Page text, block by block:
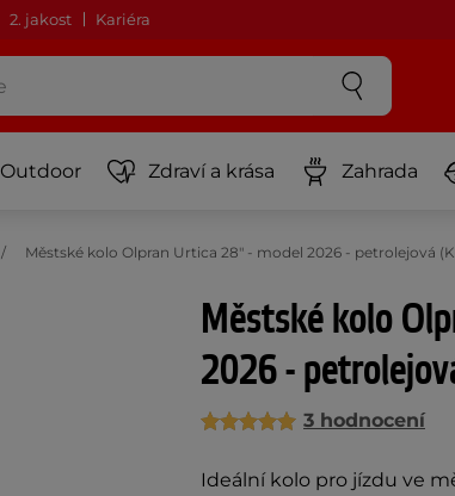
2. jakost Kariéra
Outdoor Zdraví a krása Zahrada
Městské kolo Olpran Urtica 28" - model 2026 - petrolejová
Městské kolo
2026 -
3 hodnocení
Ideální kolo pro jízdu ve